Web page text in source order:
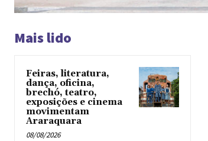
Mais lido
Feiras, literatura,
dança, oficina,
brechó, teatro,
exposições e cinema
movimentam
Araraquara
08/08/2026